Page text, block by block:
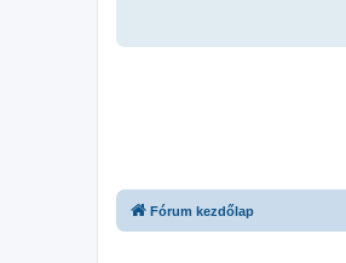
Fórum kezdőlap